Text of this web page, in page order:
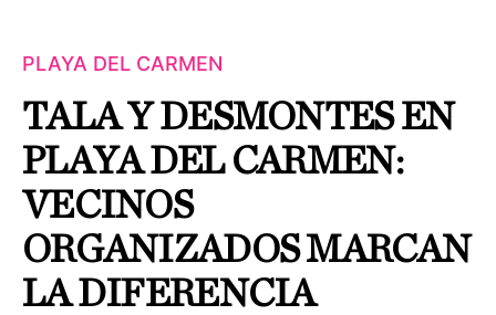
PLAYA DEL CARMEN
TALA Y DESMONTES EN
PLAYA DEL CARMEN:
VECINOS
ORGANIZADOS MARCAN
LA DIFERENCIA